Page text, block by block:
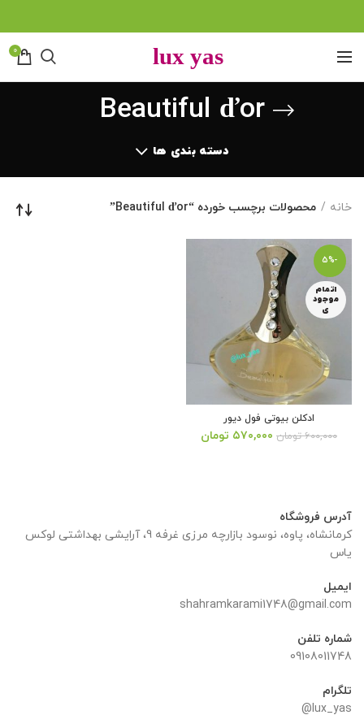
0
Beautiful ďor
دسته بندی ها
خانه محصولات برچسب خورده “Beautiful ďor”
-5%
اتمام
موجود
ی
ادکلن بیوتی فول دیور
۶۰۰,۰۰۰ تومان قیمت
۵۷۰,۰۰۰ تومان
آدرس فروشگاه
کرمانشاه، پاوه، نوسود بازارچه مرزی غرفه 9، آرایشی بهداشتی لوکس
یاس
ایمیل
shahramkarami1748@gmail.com
شماره تلفن
09108011748
تلگرام
lux_yas@